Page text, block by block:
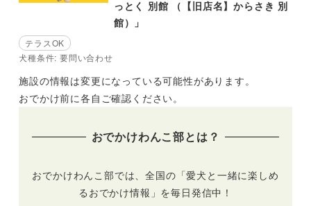
っとく 別館 （【旧店名】からさき 別
館）」
テラスOK
犬種条件: 要問い合わせ
施設の情報は変更になっている可能性があります。
おでかけ前に各自ご確認ください。
おでかけわんこ部とは？
おでかけわんこ部では、全国の「愛犬と一緒に楽しめ
るおでかけ情報」を毎日発信中！